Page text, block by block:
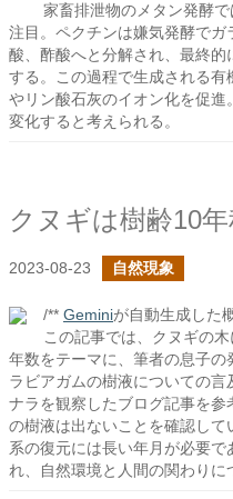
家畜排泄物のメタン発酵
注目。ペクチンは嫌気発酵で
酸、酢酸へと分解され、最終
する。この過程で生成される
やリン酸石灰のイオン化を促
変化すると考えられる。
2023-08-23 自然現象
/** Geminiが自動生成した
この記事では、クヌギの
年数をテーマに、筆者の息子
ラビアガムの樹液についての
ナラを観察したブログ記事を
の樹液は出ないことを確認し
系の復元には長い年月が必要
れ、自然環境と人間の関わりに